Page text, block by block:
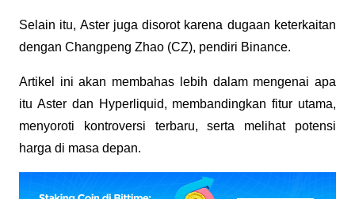
Selain itu, Aster juga disorot karena dugaan keterkaitan
dengan Changpeng Zhao (CZ), pendiri Binance.
Artikel ini akan membahas lebih dalam mengenai apa
itu Aster dan Hyperliquid, membandingkan fitur utama,
menyoroti kontroversi terbaru, serta melihat potensi
harga di masa depan.